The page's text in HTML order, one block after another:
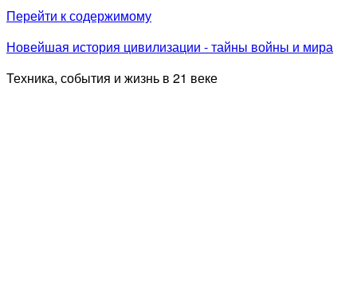
Перейти к содержимому
Новейшая история цивилизации - тайны войны и мира
Техника, события и жизнь в 21 веке